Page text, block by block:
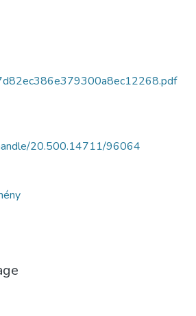
20.500.14711/96064